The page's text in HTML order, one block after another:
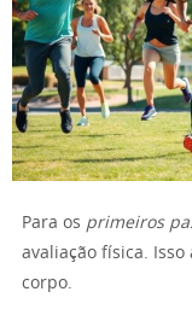
Para os primeiros
avaliação física.
corpo.